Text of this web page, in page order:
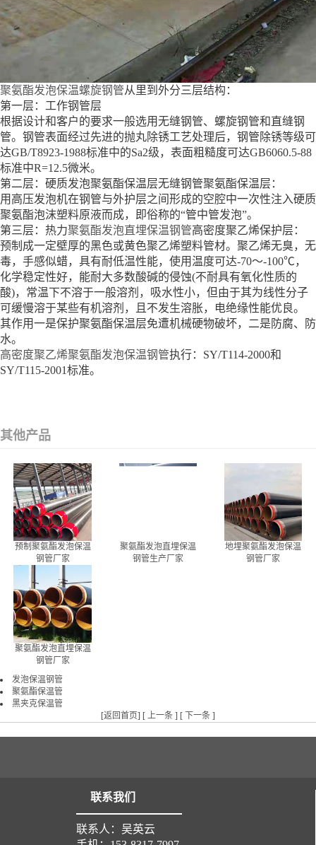
聚氨酯发泡保温螺旋钢管从里到外分三层结构：
第一层：工作钢管层
根据设计和客户的要求一般选用无缝钢管、螺旋钢管和直缝钢
管。钢管表面经过先进的抛丸除锈工艺处理后，钢管除锈等级可
达GB/T8923-1988标准中的Sa2级，表面粗糙度可达GB6060.5-88
标准中R=12.5微米。
第二层：硬质发泡聚氨酯保温层无缝钢管聚氨酯保温层：
用高压发泡机在钢管与外护层之间形成的空腔中一次性注入硬质
聚氨酯泡沫塑料原液而成，即俗称的“管中管发泡”。
第三层：热力聚氨酯发泡直埋保温钢管高密度聚乙烯保护层：
预制成一定壁厚的黑色或黄色聚乙烯塑料管材。聚乙烯无臭，无
毒，手感似蜡，具有耐低温性能，使用温度可达-70～-100℃，
化学稳定性好，能耐大多数酸碱的侵蚀(不耐具有氧化性质的
酸)，常温下不溶于一般溶剂，吸水性小，但由于其为线性分子
可缓慢溶于某些有机溶剂，且不发生溶胀，电绝缘性能优良。
其作用一是保护聚氨酯保温层免遭机械硬物破坏，二是防腐、防
水。
高密度聚乙烯聚氨酯发泡保温钢管执行：SY/T114-2000和
SY/T115-2001标准。
其他产品
预制聚氨酯发泡保温
钢管厂家
聚氨酯发泡直埋保温
钢管生产厂家
地埋聚氨酯发泡保温
钢管厂家
聚氨酯发泡直埋保温
钢管厂家
发泡保温钢管
聚氨酯保温管
黑夹克保温管
[返回首页] [ 上一条 ] [ 下一条 ]
联系我们
联系人：吴英云